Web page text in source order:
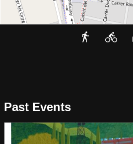
Past Events